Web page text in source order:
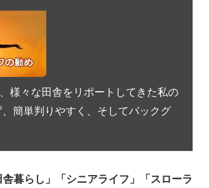
様々な田舎をリポートしてきた私の
簡単判りやすく、そしてバックグ
暮らし」「シニアライフ」「スローラ